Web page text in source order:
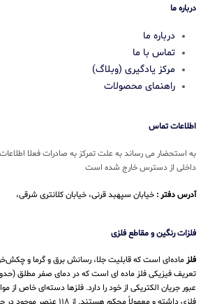
درباره ما
درباره ما
تماس با ما
مرکز یادگیری (وبلاگ)
راهنمای محصولات
اطلاعات تماس
به استحضار می رساند به علت تمرکز به صادرات فعلا
داخلی از دسترس خارج شده است
آدرس دفتر : خیابان سپهبد قرنی، خیابان کلانتری شرقی،
فلزات رنگین و مقاطع فلزی
فلز ماده‌ای است که قابلیت جلا، رسانش برق و گرما و
عبور جریان الکتریکی از خود را دارد. فلزها دسته‌ای خاص از